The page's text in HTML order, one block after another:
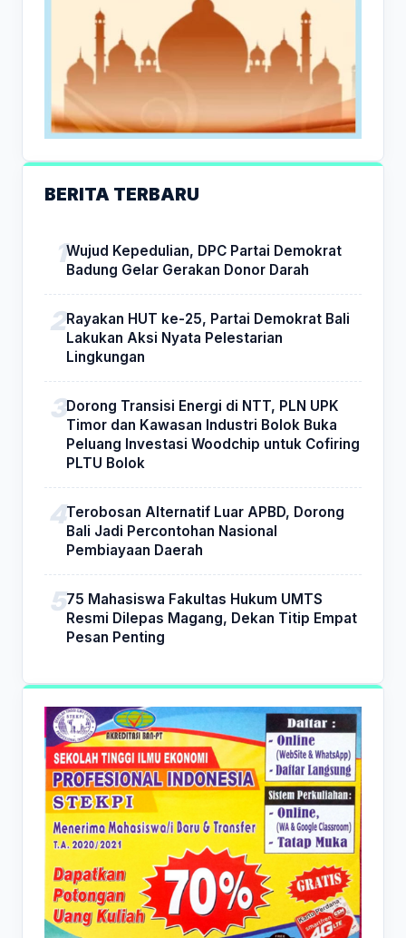
BERITA TERBARU
Wujud Kepedulian, DPC Partai Demokrat
Badung Gelar Gerakan Donor Darah
Rayakan HUT ke-25, Partai Demokrat Bali
Lakukan Aksi Nyata Pelestarian
Lingkungan
Dorong Transisi Energi di NTT, PLN UPK
Timor dan Kawasan Industri Bolok Buka
Peluang Investasi Woodchip untuk Cofiring
PLTU Bolok
Terobosan Alternatif Luar APBD, Dorong
Bali Jadi Percontohan Nasional
Pembiayaan Daerah
75 Mahasiswa Fakultas Hukum UMTS
Resmi Dilepas Magang, Dekan Titip Empat
Pesan Penting